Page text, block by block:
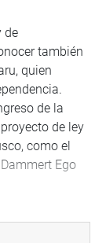
de
también
quien
de la
de ley
como el
Ego
por el